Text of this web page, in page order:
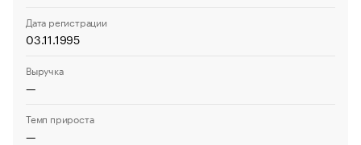
Дата регистрации
03.11.1995
Выручка
—
Темп прироста
—